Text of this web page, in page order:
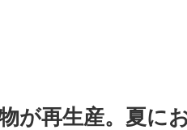
が再生産。夏に